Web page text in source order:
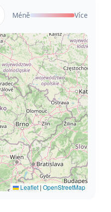
Méně Více
Leaflet | OpenStreetMap